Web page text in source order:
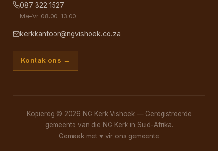
087 822 1527
Ma–Vr 08:00–13:00
kerkkantoor@ngvishoek.co.za
Kontak ons →
Kopiereg © 2026 NG Kerk Vishoek — Geregistreerde
gemeente van die NG Kerk in Suid-Afrika.
Gemaak met ♥ vir ons gemeente